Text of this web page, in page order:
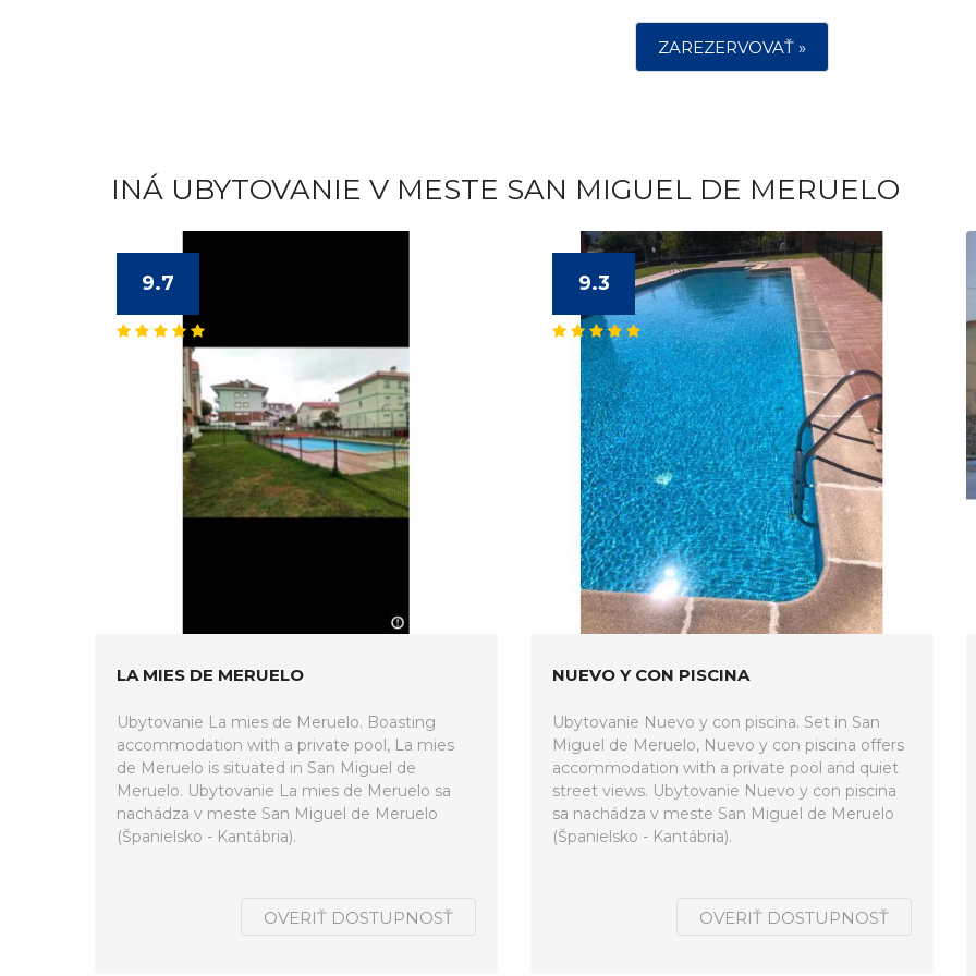
ZAREZERVOVAŤ »
INÁ UBYTOVANIE V MESTE SAN MIGUEL DE MERUELO
9.7
LA MIES DE MERUELO
Ubytovanie La mies de Meruelo. Boasting
accommodation with a private pool, La mies
de Meruelo is situated in San Miguel de
Meruelo. Ubytovanie La mies de Meruelo sa
nachádza v meste San Miguel de Meruelo
(Španielsko - Kantábria).
OVERIŤ DOSTUPNOSŤ
9.3
NUEVO Y CON PISCINA
Ubytovanie Nuevo y con piscina. Set in San
Miguel de Meruelo, Nuevo y con piscina offers
accommodation with a private pool and quiet
street views. Ubytovanie Nuevo y con piscina
sa nachádza v meste San Miguel de Meruelo
(Španielsko - Kantábria).
OVERIŤ DOSTUPNOSŤ